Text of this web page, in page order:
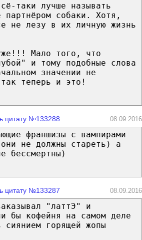
таки лучше называть
партнёром собаки. Хотя,
не лезу в их личную жизнь
Мало того, что
и тому подобные слова
значении не
теперь и это!
цитату №133288 08.09.2016
франшизы с вампирами
не должны стареть) а
бессмертны)
цитату №133287 08.09.2016
"латтЭ" и
бы кофейня на самом деле
сиянием горящей жопы